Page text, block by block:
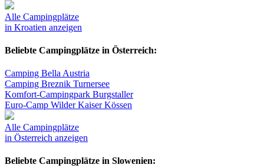
Alle Campingplätze
in Kroatien anzeigen
Beliebte Campingplätze in Österreich:
Camping Bella Austria
Camping Breznik Turnersee
Komfort-Campingpark Burgstaller
Euro-Camp Wilder Kaiser Kössen
Alle Campingplätze
in Österreich anzeigen
Beliebte Campingplätze in Slowenien: